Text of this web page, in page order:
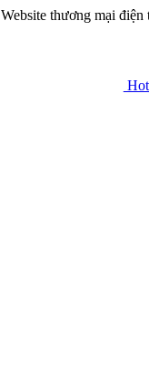
Website thương mại